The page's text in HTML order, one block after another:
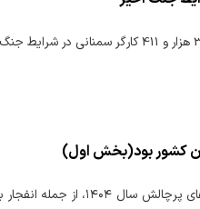
مدیرکل امور اقتصادی و دارایی استان